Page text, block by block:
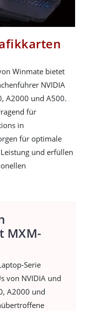
Winmate bietet
NVIDIA
A2000 und A500.
für
in
für optimale
und erfüllen
MXM-
Serie
von NVIDIA und
A2000 und